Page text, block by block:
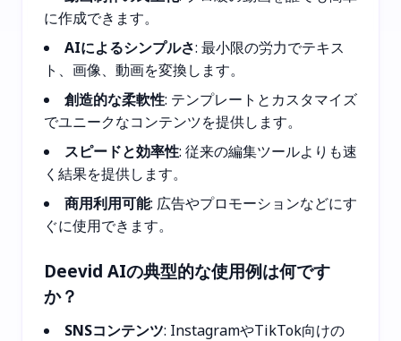
に作成できます。
AIによるシンプルさ: 最小限の労力でテキス
ト、画像、動画を変換します。
創造的な柔軟性: テンプレートとカスタマイズ
でユニークなコンテンツを提供します。
スピードと効率性: 従来の編集ツールよりも速
く結果を提供します。
商用利用可能: 広告やプロモーションなどにす
ぐに使用できます。
Deevid AIの典型的な使用例は何です
か？
SNSコンテンツ: InstagramやTikTok向けの